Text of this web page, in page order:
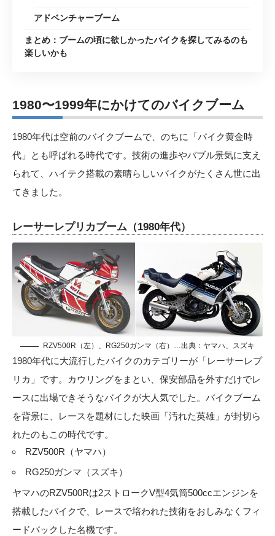
アドベンチャーブーム
まとめ：ブームの頃に欲しかったバイクを探してみるのも
楽しいかも
1980〜1999年にかけてのバイクブーム
1980年代は空前のバイクブームで、のちに「バイク黄金時
代」とも呼ばれる時代です。技術の進歩やバブル景気に支え
られて、ハイテク搭載の素晴らしいバイクがたくさん世に出
てきました。
レーサーレプリカブーム（1980年代）
RZV500R（左）、RG250ガンマ（右）…出典：ヤマハ、スズキ
1980年代に大流行したバイクのカテゴリーが「レーサーレプ
リカ」です。カウリングをまとい、保安部品を外すだけでレ
ースに出場できそうなバイクが大人気でした。バイクブーム
を背景に、レースを題材にした映画「汚れた英雄」が封切ら
れたのもこの時代です。
RZV500R（ヤマハ）
RG250ガンマ（スズキ）
ヤマハのRZV500Rは2ストロークV型4気筒500ccエンジンを
搭載したバイクで、レースで培われた技術をおしみなくフィ
ードバックした名機です。